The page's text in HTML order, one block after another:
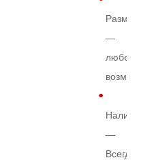
Размер
—
любой
—
Всегда